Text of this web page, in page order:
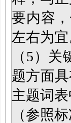
要内容
左右为宜
（5）
题方面
主题词
（参照